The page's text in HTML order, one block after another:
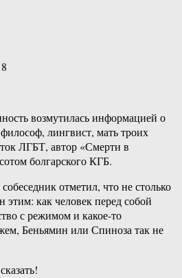
возмутилась информацией о
лингвист, мать троих
ЛГБТ, автор «Смерти в
болгарского КГБ.
отметил, что не столько
этим: как человек перед собой
с режимом и какое-то
Беньямин или Спиноза так не